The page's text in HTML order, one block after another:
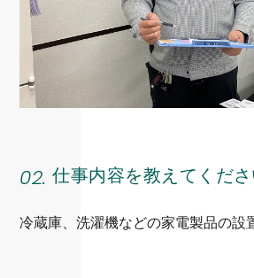
02. 仕事内容を教えてくださ
冷蔵庫、洗濯機などの家電製品の設